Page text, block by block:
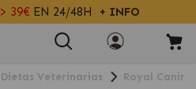
> 39€EN 24/48H + INFO
Dietas Veterinarias Royal Canin